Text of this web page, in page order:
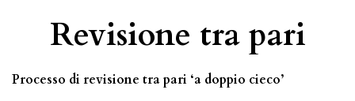
Revisione tra pari
Processo di revisione tra pari ‘a doppio cieco’